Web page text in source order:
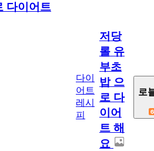
다이어트
다이
어트
레시
피
저당
롤 유
부초
밥 으
로 다
이어
트 해
요
로